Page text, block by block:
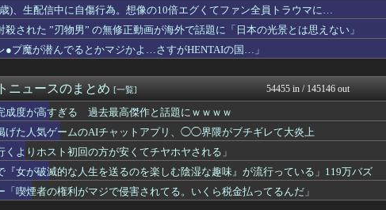
てパ◯ツ丸見えになってしまうｗｗｗw...
なんJミュージアム
身体がエロすぎるｗｗｗ
じわ速 芸能ニュースまとめ
！【元乃木坂46】
坂道情報通～乃木坂46まと...
まとめCUP
た『理由』、ガチでヤバイ・・・・・・
NEWSまとめもりー｜2c...
言にブチギレｗｗｗｗｗ（動画あり）
mashlife通信
女優のナマ乳をモロ流し
えた｣市区町村ランキングｷﾀ━━!
おーるじゃんる
っちゃうほど音が出ない
おうち速報
、「ようやく反撃のターンやね」と手際...
点でこの人ｗｗｗｗｗｗ
あじあニュースちゃんねる
発表、24年から31試合連続ｗｗｗ...
【サッカー まとめ】サカラ...
おめでとう！
ああ言えばForYou
)、生配信中に自傷行為。想像の10倍エグくてファン全員トラウマに…
殺された ”刃物男” の無修正動画が海外で話題に「日本の光景とは思えない」
●プ魔が潜んでるとかマジかよ…さすがHENTAIの国…」
ニュースのまとめ [一覧] 54455 in / 145146 out
成度が高すぎる 過去最高傑作と話題にｗｗｗｗ
げた人気ゲームのAIチャットアプリ、◯◯界隈がブチギレて大炎上
くよりホスト初回の方が安くてチヤホヤされる」
『女が破滅的な人生を送るのを楽しむ陰湿な趣味』が流行っている」119万バズ
「喫煙者の権利がマジで侵害されてる。いくら税金払ってるんだ」